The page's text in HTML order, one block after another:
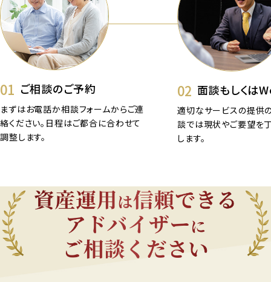
01 ご相談のご予約
まずはお電話か相談フォームからご連
絡ください。日程はご都合に合わせて
調整します。
02 面談もしくは
適切なサービスの提供
談では現状やご要望を
します。